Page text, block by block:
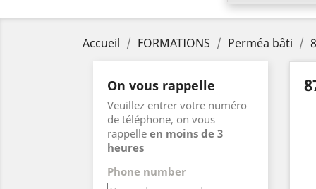
Accueil FORMATIONS Perméa bâti
On vous rappelle
Veuillez entrer votre numéro
de téléphone, on vous
rappelle en moins de 3
heures
Phone number